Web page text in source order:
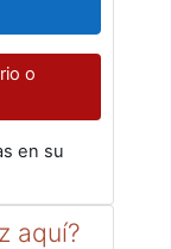
o
en su
aquí?